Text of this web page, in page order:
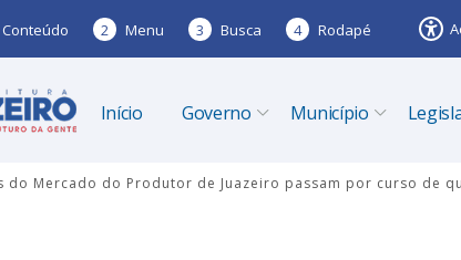
Conteúdo 2 Menu 3 Busca 4 Rodapé
Início Governo Município
do Mercado do Produtor de Juazeiro passam por curso de